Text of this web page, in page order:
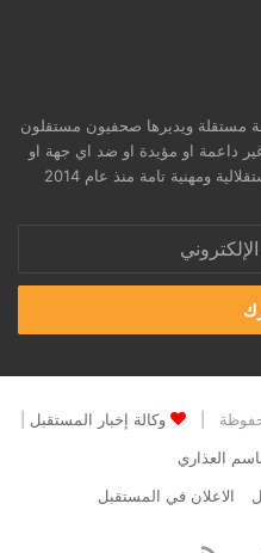
مستقلة ويديرها صحفيون مستقلون
داعمة او مؤيدة او ضد اي جهة او
ومهنية تامة منذ عام 2014
وكالة إخبار المستقبل
العذاري
الاعلان في المستقبل